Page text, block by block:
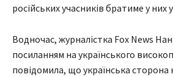
російських учасників братиме у них
Водночас, журналістка Fox News
посиланням на українського
повідомила, що українська сторона